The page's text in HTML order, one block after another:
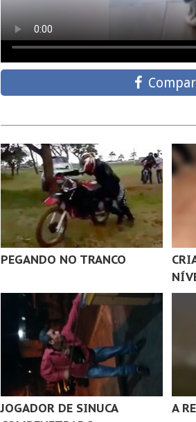
PEGANDO NO TRANCO
JOGADOR DE SINUCA
A